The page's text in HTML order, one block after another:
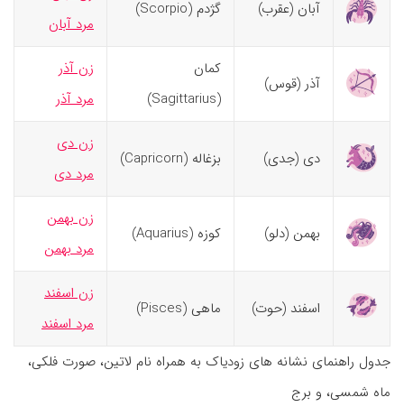
آبان (عقرب) گژدم (Scorpio)
مرد آبان
آذر (قوس)
کمان
(Sagittarius)
زن آذر
مرد آذر
دی (جدی) بزغاله (Capricorn)
زن دی
مرد دی
بهمن (دلو) کوزه (Aquarius)
زن بهمن
مرد بهمن
اسفند (حوت) ماهی (Pisces)
زن اسفند
مرد اسفند
جدول راهنمای نشانه های زودیاک به همراه نام لاتین، صورت فلکی،
ماه شمسی، و برج